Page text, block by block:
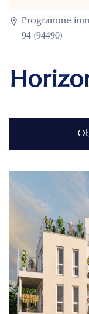

Programme
94 (94490)